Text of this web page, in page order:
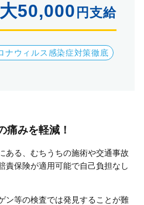
50,000 円支給
ナウィルス感染症対策徹底
痛みを軽減！
ある、むちうちの施術や交通事故
責保険が適用可能で自己負担なし
ン等の検査では発見することが難